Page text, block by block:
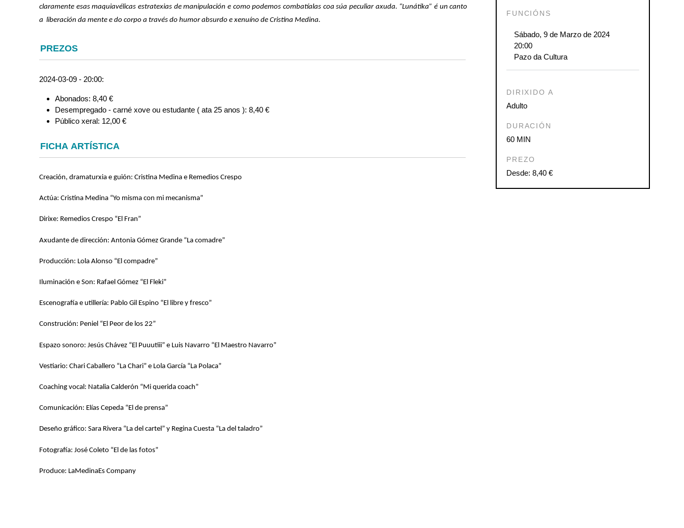
claramente esas maquiavélicas estratexias de manipulación e como podemos combatíalas coa súa peculiar axuda. “Lunátika” é un canto
a liberación da mente e do corpo a través do humor absurdo e xenuíno de Cristina Medina.
PREZOS
2024-03-09 - 20:00:
Abonados: 8,40 €
Desempregado - carné xove ou estudante ( ata 25 anos ): 8,40 €
Público xeral: 12,00 €
FICHA ARTÍSTICA
Creación, dramaturxia e guión: Cristina Medina e Remedios Crespo
Actúa: Cristina Medina “Yo misma con mi mecanisma”
Dirixe: Remedios Crespo “El Fran”
Axudante de dirección: Antonia Gómez Grande “La comadre”
Producción: Lola Alonso “El compadre”
Iluminación e Son: Rafael Gómez “El Fleki”
Escenografía e utillería: Pablo Gil Espino “El libre y fresco”
Construción: Peniel “El Peor de los 22”
Espazo sonoro: Jesús Chávez “El Puuutiii” e Luis Navarro “El Maestro Navarro”
Vestiario: Chari Caballero “La Chari” e Lola García “La Polaca”
Coaching vocal: Natalia Calderón “Mi querida coach”
Comunicación: Elías Cepeda “El de prensa”
Deseño gráfico: Sara Rivera “La del cartel” y Regina Cuesta “La del taladro”
Fotografía: José Coleto “El de las fotos”
Produce: LaMedinaEs Company
FUNCIÓNS
Sábado, 9 de Marzo de 2024
20:00
Pazo da Cultura
DIRIXIDO A
Adulto
DURACIÓN
60 MIN
PREZO
Desde: 8,40 €